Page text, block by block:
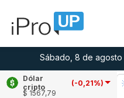
Sábado, 8 de
Dólar
cripto
(-0,21%)
$ 1567,79
(0,48%)